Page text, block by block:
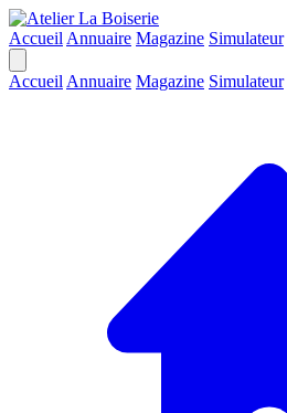
Accueil Annuaire Magazine Simulateur
Accueil Annuaire Magazine Simulateur